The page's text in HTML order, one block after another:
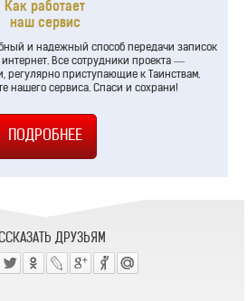
Как работает
наш сервис
и надежный способ передачи записок
Все сотрудники проекта —
регулярно приступающие к Таинствам.
нашего сервиса. Спаси и сохрани!
ДРУЗЬЯМ